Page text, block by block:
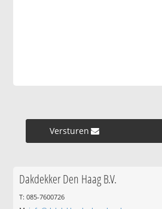
Versturen »
Dakdekker Den Haag B.V.
T: 085-7600726